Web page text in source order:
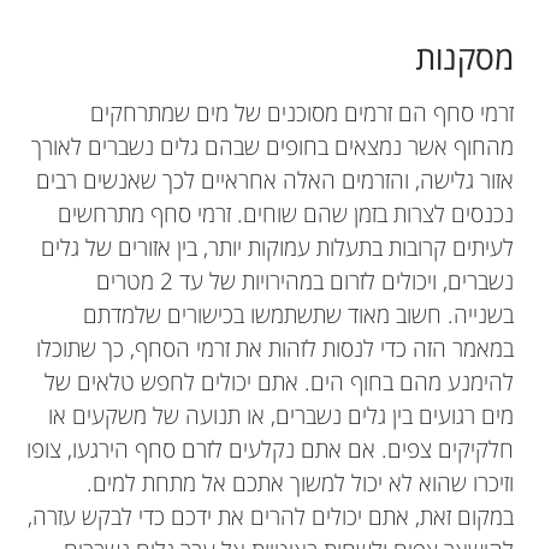
מסקנות
זרמי סחף הם זרמים מסוכנים של מים שמתרחקים
מהחוף אשר נמצאים בחופים שבהם גלים נשברים לאורך
אזור גלישה, והזרמים האלה אחראיים לכך שאנשים רבים
נכנסים לצרות בזמן שהם שוחים. זרמי סחף מתרחשים
לעיתים קרובות בתעלות עמוקות יותר, בין אזורים של גלים
נשברים, ויכולים לזרום במהירויות של עד 2 מטרים
בשנייה. חשוב מאוד שתשתמשו בכישורים שלמדתם
במאמר הזה כדי לנסות לזהות את זרמי הסחף, כך שתוכלו
להימנע מהם בחוף הים. אתם יכולים לחפש טלאים של
מים רגועים בין גלים נשברים, או תנועה של משקעים או
חלקיקים צפים. אם אתם נקלעים לזרם סחף הירגעו, צופו
וזיכרו שהוא לא יכול למשוך אתכם אל מתחת למים.
במקום זאת, אתם יכולים להרים את ידכם כדי לבקש עזרה,